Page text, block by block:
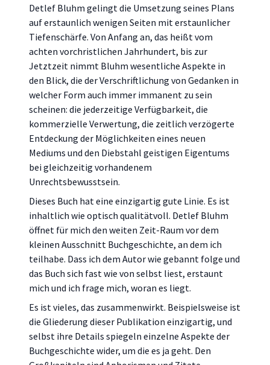
Detlef Bluhm gelingt die Umsetzung seines Plans
auf erstaunlich wenigen Seiten mit erstaunlicher
Tiefenschärfe. Von Anfang an, das heißt vom
achten vorchristlichen Jahrhundert, bis zur
Jetztzeit nimmt Bluhm wesentliche Aspekte in
den Blick, die der Verschriftlichung von Gedanken in
welcher Form auch immer immanent zu sein
scheinen: die jederzeitige Verfügbarkeit, die
kommerzielle Verwertung, die zeitlich verzögerte
Entdeckung der Möglichkeiten eines neuen
Mediums und den Diebstahl geistigen Eigentums
bei gleichzeitig vorhandenem
Unrechtsbewusstsein.
Dieses Buch hat eine einzigartig gute Linie. Es ist
inhaltlich wie optisch qualitätvoll. Detlef Bluhm
öffnet für mich den weiten Zeit-Raum vor dem
kleinen Ausschnitt Buchgeschichte, an dem ich
teilhabe. Dass ich dem Autor wie gebannt folge und
das Buch sich fast wie von selbst liest, erstaunt
mich und ich frage mich, woran es liegt.
Es ist vieles, das zusammenwirkt. Beispielsweise ist
die Gliederung dieser Publikation einzigartig, und
selbst ihre Details spiegeln einzelne Aspekte der
Buchgeschichte wider, um die es ja geht. Den